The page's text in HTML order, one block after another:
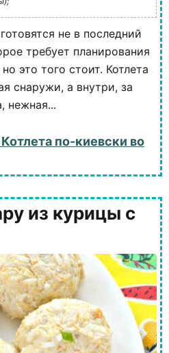
не в последний
требует планирования
это того стоит. Котлета
снаружи, а внутри, за
нежная...
по-киевски во
из курицы с